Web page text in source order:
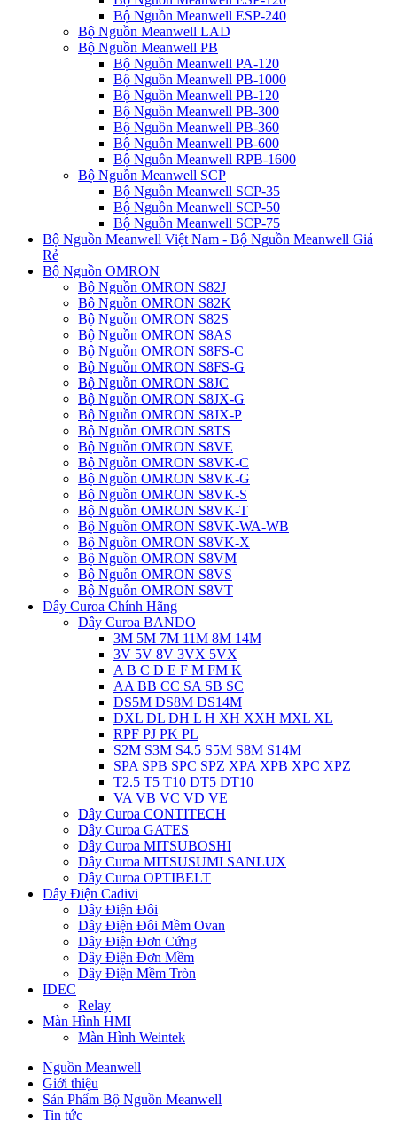
Bộ Nguồn Meanwell ESP-240
Bộ Nguồn Meanwell LAD
Bộ Nguồn Meanwell PB
Bộ Nguồn Meanwell PA-120
Bộ Nguồn Meanwell PB-1000
Bộ Nguồn Meanwell PB-120
Bộ Nguồn Meanwell PB-300
Bộ Nguồn Meanwell PB-360
Bộ Nguồn Meanwell PB-600
Bộ Nguồn Meanwell RPB-1600
Bộ Nguồn Meanwell SCP
Bộ Nguồn Meanwell SCP-35
Bộ Nguồn Meanwell SCP-50
Bộ Nguồn Meanwell SCP-75
Bộ Nguồn Meanwell Việt Nam - Bộ Nguồn Meanwell Giá
Rẻ
Bộ Nguồn OMRON
Bộ Nguồn OMRON S82J
Bộ Nguồn OMRON S82K
Bộ Nguồn OMRON S82S
Bộ Nguồn OMRON S8AS
Bộ Nguồn OMRON S8FS-C
Bộ Nguồn OMRON S8FS-G
Bộ Nguồn OMRON S8JC
Bộ Nguồn OMRON S8JX-G
Bộ Nguồn OMRON S8JX-P
Bộ Nguồn OMRON S8TS
Bộ Nguồn OMRON S8VE
Bộ Nguồn OMRON S8VK-C
Bộ Nguồn OMRON S8VK-G
Bộ Nguồn OMRON S8VK-S
Bộ Nguồn OMRON S8VK-T
Bộ Nguồn OMRON S8VK-WA-WB
Bộ Nguồn OMRON S8VK-X
Bộ Nguồn OMRON S8VM
Bộ Nguồn OMRON S8VS
Bộ Nguồn OMRON S8VT
Dây Curoa Chính Hãng
Dây Curoa BANDO
3M 5M 7M 11M 8M 14M
3V 5V 8V 3VX 5VX
A B C D E F M FM K
AA BB CC SA SB SC
DS5M DS8M DS14M
DXL DL DH L H XH XXH MXL XL
RPF PJ PK PL
S2M S3M S4.5 S5M S8M S14M
SPA SPB SPC SPZ XPA XPB XPC XPZ
T2.5 T5 T10 DT5 DT10
VA VB VC VD VE
Dây Curoa CONTITECH
Dây Curoa GATES
Dây Curoa MITSUBOSHI
Dây Curoa MITSUSUMI SANLUX
Dây Curoa OPTIBELT
Dây Điện Cadivi
Dây Điện Đôi
Dây Điện Đôi Mềm Ovan
Dây Điện Đơn Cứng
Dây Điện Đơn Mềm
Dây Điện Mềm Tròn
IDEC
Relay
Màn Hình HMI
Màn Hình Weintek
Nguồn Meanwell
Giới thiệu
Sản Phẩm Bộ Nguồn Meanwell
Tin tức